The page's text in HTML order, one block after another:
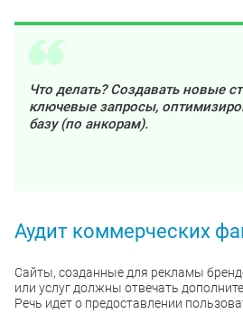
Что делать? Создавать новые
ключевые запросы,
базу (по анкорам).
Аудит коммерческих
Сайты, созданные для рекламы
или услуг должны отвечать
Речь идет о предоставлении